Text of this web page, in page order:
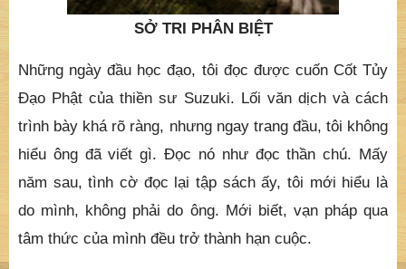
SỞ TRI PHÂN BIỆT
Những ngày đầu học đạo, tôi đọc được cuốn Cốt Tủy
Đạo Phật của thiền sư Suzuki. Lối văn dịch và cách
trình bày khá rõ ràng, nhưng ngay trang đầu, tôi không
hiểu ông đã viết gì. Đọc nó như đọc thần chú. Mấy
năm sau, tình cờ đọc lại tập sách ấy, tôi mới hiểu là
do mình, không phải do ông. Mới biết, vạn pháp qua
tâm thức của mình đều trở thành hạn cuộc.